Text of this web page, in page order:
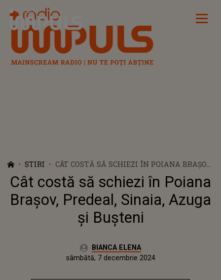
Radio Impuls
STIRI
CÂT COSTĂ SĂ SCHIEZI ÎN POIANA BRAȘOV,
PREDEAL, SINAIA, AZUGA ȘI BUȘTENI
Cât costă să schiezi în Poiana
Brașov, Predeal, Sinaia, Azuga
și Bușteni
Autor:BIANCA ELENA
joi, 7 decembrie 2023Actualizat:
sâmbătă, 7 decembrie 2024